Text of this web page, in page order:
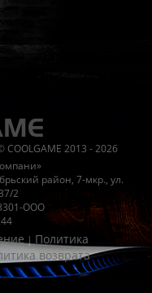
игры для
с нашей
Да, наша поддержка
2013 - 2026
район, 7-мкр., ул.
2
ООО
| Политика
возврата